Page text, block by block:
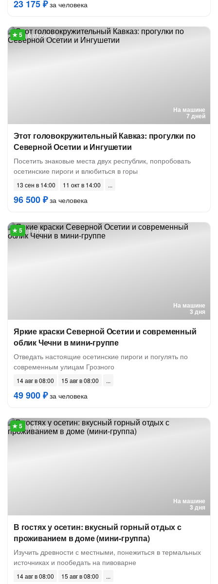
23 175 ₽за человека
На машине
7 дней
6 отзывов
Этот головокружительный Кавказ: прогулки по
Северной Осетии и Ингушетии
Посетить знаковые места двух республик, попробовать
осетинские пироги и влюбиться в горы
13 сен в 14:00 11 окт в 14:00
96 500 ₽за человека
На машине
3 дня
1 отзыв
Яркие краски Северной Осетии и современный
облик Чечни в мини-группе
Отведать настоящие осетинские пироги и погулять по
современным улицам Грозного
14 авг в 08:00 15 авг в 08:00
49 900 ₽за человека
На машине
3 дня
1 отзыв
В гостях у осетин: вкусный горный отдых с
проживанием в доме (мини-группа)
Изучить древности с местными, понежиться в термальных
источниках и пообедать на пивоварне
14 авг в 08:00 15 авг в 08:00